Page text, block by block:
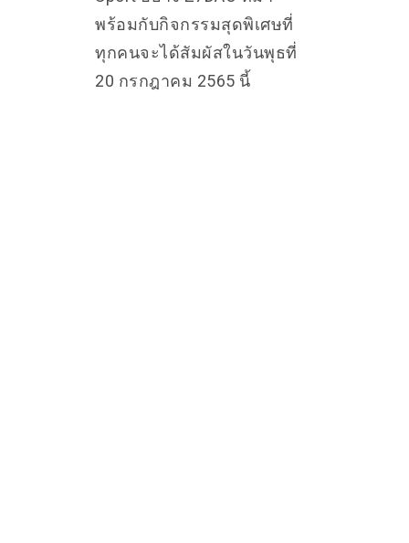
พร้อมกับกิจกรรมสุดพิเศษที่
ทุกคนจะได้สัมผัสในวันพุธที่
20 กรกฎาคม 2565 นี้